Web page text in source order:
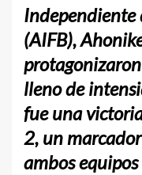
Independiente
(AIFB),
lleno de
fue una
2, un
ambos